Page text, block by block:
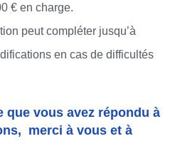
€ en charge.
peut compléter jusqu’à
en cas de difficultés
que vous avez répondu à
merci à vous et à